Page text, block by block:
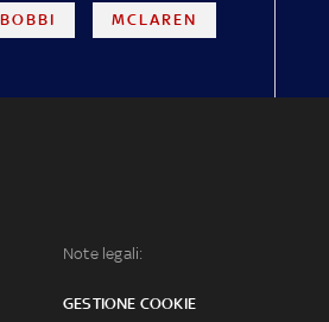
MCLAREN
Note legali:
GESTIONE COOKIE